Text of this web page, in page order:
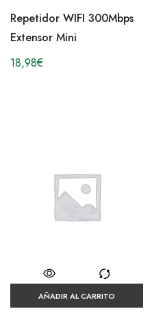
Repetidor WIFI 300Mbps
Extensor Mini
18,98€
AÑADIR AL CARRITO